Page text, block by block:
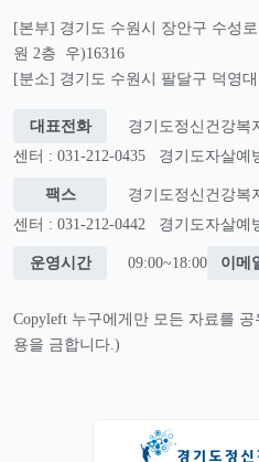
[본부] 경기도 수원시 장안구 수성
원 2층 우)16316
[분소] 경기도 수원시 팔달구 덕영
대표전화
경기도정신건강복
센터 : 031-212-0435
경기도자살예
팩스
경기도정신건강복
센터 : 031-212-0442
경기도자살예
운영시간 09:00~18:00 이메
Copyleft 누구에게만 모든 자료를
용을 금합니다.)